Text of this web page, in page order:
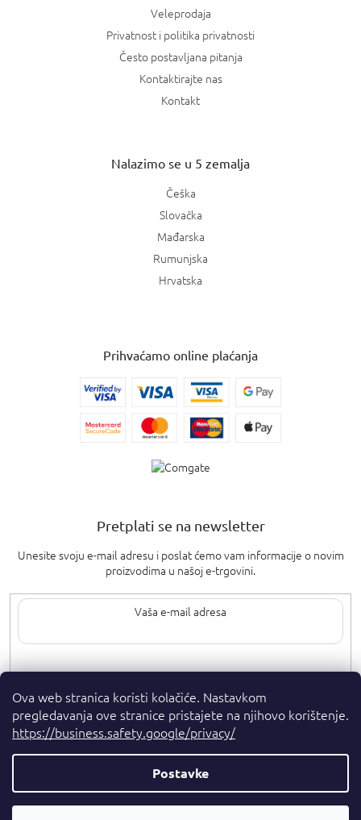
Ova web stranica koristi kolačiće. Nastavkom
pregledavanja ove stranice pristajete na njihovo korištenje.
https://business.safety.google/privacy/
Postavke
Veleprodaja
Privatnost i politika privatnosti
Često postavljana pitanja
Kontaktirajte nas
Kontakt
Nalazimo se u 5 zemalja
Češka
Slovačka
Mađarska
Rumunjska
Hrvatska
Prihvaćamo online plaćanja
Pretplati se na newsletter
Unesite svoju e-mail adresu i poslat ćemo vam informacije o novim
proizvodima u našoj e-trgovini.
Upisom svoje e-pošte pristajete nauvjete privatnosti.
Autorska prava 2026Parfumshop.hr. Sva prava pridržana.